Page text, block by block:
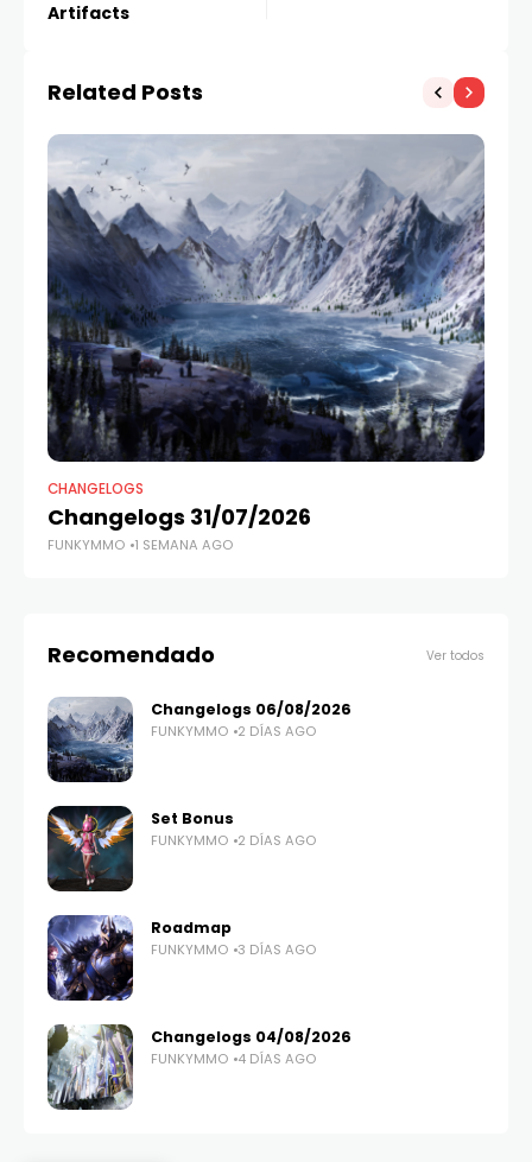
Artifacts
Related Posts
CHANGELOGS
Changelogs 31/07/2026
FUNKYMMO 1 SEMANA AGO
Recomendado Ver todos
Changelogs 06/08/2026
FUNKYMMO 2 DÍAS AGO
Set Bonus
FUNKYMMO 2 DÍAS AGO
Roadmap
FUNKYMMO 3 DÍAS AGO
Changelogs 04/08/2026
FUNKYMMO 4 DÍAS AGO